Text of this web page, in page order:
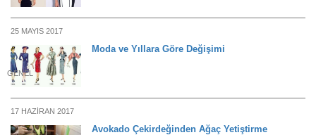
25 MAYIS 2017
GENEL
Moda ve Yıllara Göre Değişimi
17 HAZIRAN 2017
Avokado Çekirdeğinden Ağaç Yetiştirme